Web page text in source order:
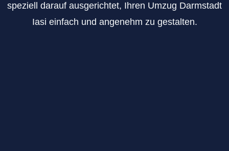
speziell darauf ausgerichtet, Ihren Umzug Darmstadt
Iasi einfach und angenehm zu gestalten.